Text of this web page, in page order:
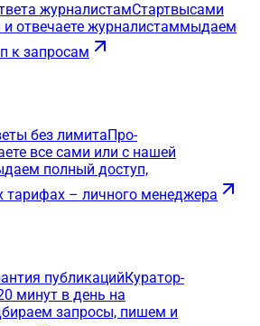
журналистамСтартвысами
отвечаете журналистаммыдаем
к запросам
без лимитаПро-
все сами или с нашей
даем полный доступ,
тарифах – личного менеджера
публикацийКуратор-
минут в день на
запросы, пишем и